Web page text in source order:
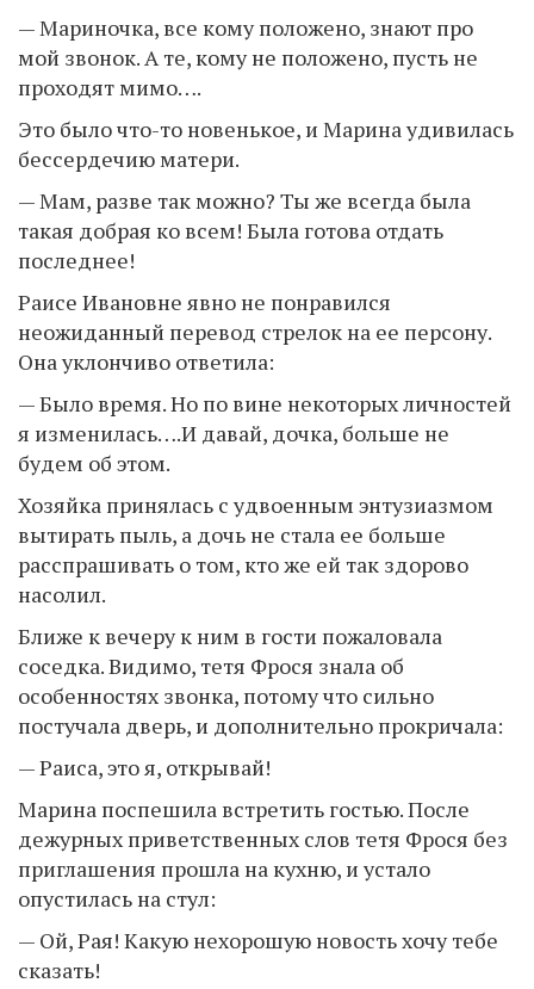
— Мариночка, все кому положено, знают про
мой звонок. А те, кому не положено, пусть не
проходят мимо….
Это было что-то новенькое, и Марина удивилась
бессердечию матери.
— Мам, разве так можно? Ты же всегда была
такая добрая ко всем! Была готова отдать
последнее!
Раисе Ивановне явно не понравился
неожиданный перевод стрелок на ее персону.
Она уклончиво ответила:
— Было время. Но по вине некоторых личностей
я изменилась….И давай, дочка, больше не
будем об этом.
Хозяйка принялась с удвоенным энтузиазмом
вытирать пыль, а дочь не стала ее больше
расспрашивать о том, кто же ей так здорово
насолил.
Ближе к вечеру к ним в гости пожаловала
соседка. Видимо, тетя Фрося знала об
особенностях звонка, потому что сильно
постучала дверь, и дополнительно прокричала:
— Раиса, это я, открывай!
Марина поспешила встретить гостью. После
дежурных приветственных слов тетя Фрося без
приглашения прошла на кухню, и устало
опустилась на стул:
— Ой, Рая! Какую нехорошую новость хочу тебе
сказать!